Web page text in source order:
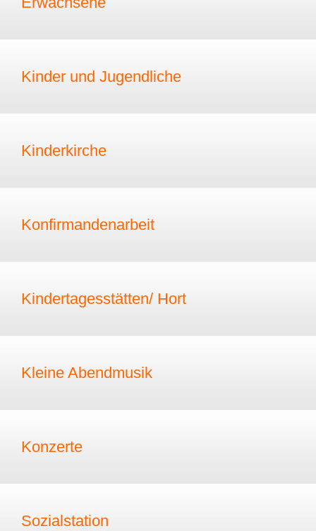
Kinder und Jugendliche
Kinderkirche
Konfirmandenarbeit
Kindertagesstätten/ Hort
Kleine Abendmusik
Konzerte
Sozialstation